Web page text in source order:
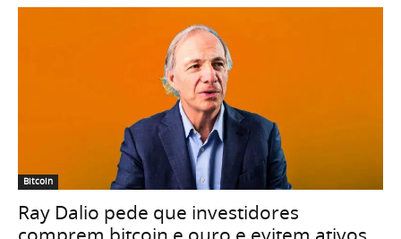
Bitcoin
Ray Dalio pede que investidores